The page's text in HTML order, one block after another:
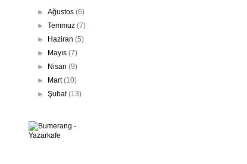
►Ağustos(6)
►Temmuz(7)
► Haziran(5)
► Mayıs(7)
► Nisan(9)
► Mart(10)
►Şubat(13)